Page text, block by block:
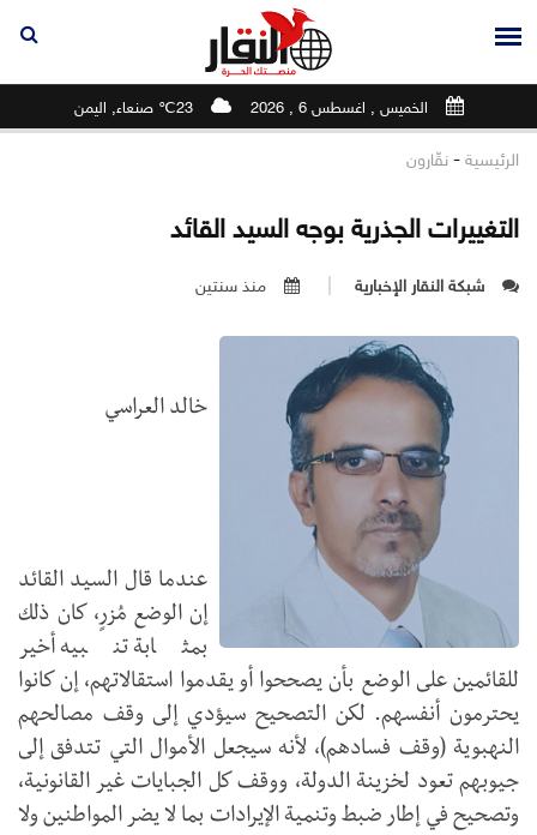
الخميس , اغسطس 6 , 2026 23℃ صنعاء, اليمن
الرئيسية - نقّارون
التغييرات الجذرية بوجه السيد القائد
شبكة النقار الإخبارية منذ سنتين
خالد العراسي
عندما قال السيد القائد
إن الوضع مُزرٍ، كان ذلك
بمثابة تنبيه أخير
للقائمين على الوضع بأن يصححوا أو يقدموا استقالاتهم، إن كانوا
يحترمون أنفسهم. لكن التصحيح سيؤدي إلى وقف مصالحهم
النهبوية (وقف فسادهم)، لأنه سيجعل الأموال التي تتدفق إلى
جيوبهم تعود لخزينة الدولة، ووقف كل الجبايات غير القانونية،
وتصحيح في إطار ضبط وتنمية الإيرادات بما لا يضر المواطنين ولا